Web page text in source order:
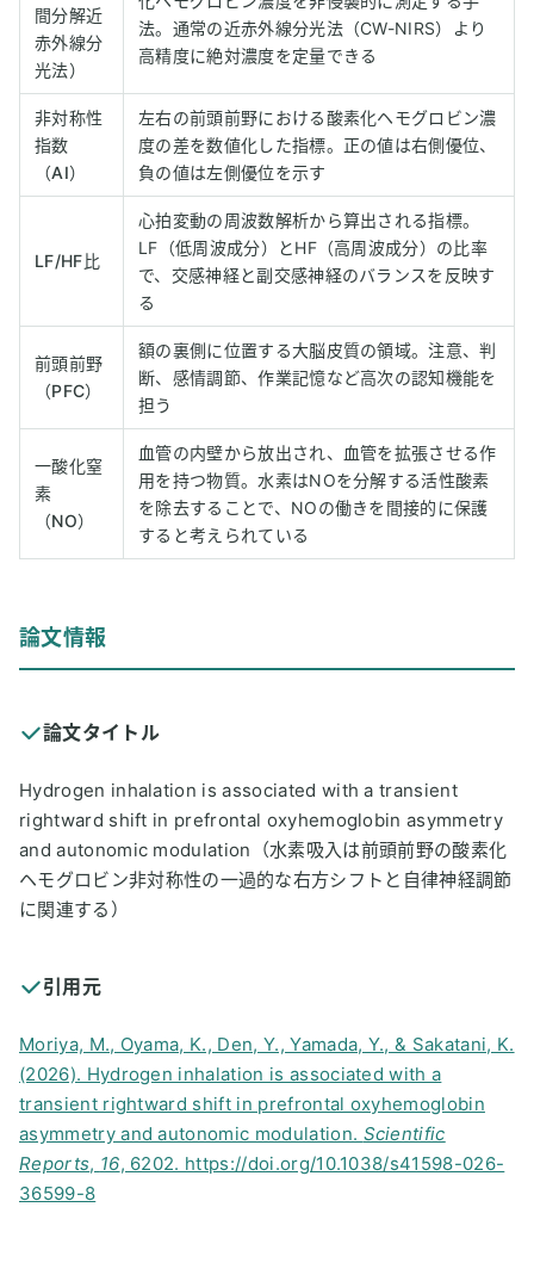
間分解近
赤外線分
光法）
法。通常の近赤外線分光法（CW-NIRS）より
高精度に絶対濃度を定量できる
非対称性
指数
（AI）
左右の前頭前野における酸素化ヘモグロビン濃
度の差を数値化した指標。正の値は右側優位、
負の値は左側優位を示す
LF/HF比
心拍変動の周波数解析から算出される指標。
LF（低周波成分）とHF（高周波成分）の比率
で、交感神経と副交感神経のバランスを反映す
る
前頭前野
（PFC）
額の裏側に位置する大脳皮質の領域。注意、判
断、感情調節、作業記憶など高次の認知機能を
担う
一酸化窒
素
（NO）
血管の内壁から放出され、血管を拡張させる作
用を持つ物質。水素はNOを分解する活性酸素
を除去することで、NOの働きを間接的に保護
すると考えられている
論文情報
論文タイトル
Hydrogen inhalation is associated with a transient
rightward shift in prefrontal oxyhemoglobin asymmetry
and autonomic modulation（水素吸入は前頭前野の酸素化
ヘモグロビン非対称性の一過的な右方シフトと自律神経調節
に関連する）
引用元
Moriya, M., Oyama, K., Den, Y., Yamada, Y., & Sakatani, K.
(2026). Hydrogen inhalation is associated with a
transient rightward shift in prefrontal oxyhemoglobin
asymmetry and autonomic modulation. Scientific
Reports, 16, 6202. https://doi.org/10.1038/s41598-026-
36599-8